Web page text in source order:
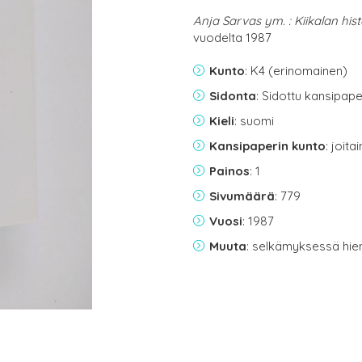
Anja Sarvas ym. : Kiikalan
vuodelta 1987
Kunto: K4 (erinomainen)
Sidonta: Sidottu
Kieli: suomi
Kansipaperin kunto:
Painos: 1
Sivumäärä: 779
Vuosi: 1987
Muuta: selkämyksessä